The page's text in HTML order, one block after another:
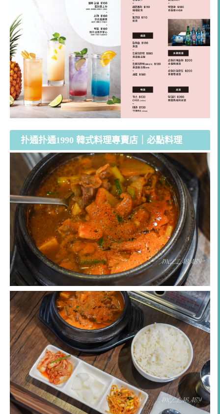
扑通扑通1990 韓式料理專賣店｜必點料理